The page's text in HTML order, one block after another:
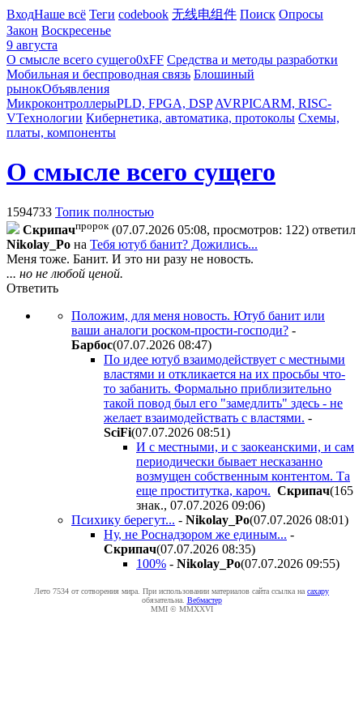
ВходНаше всё Теги codebook 无线电组件 Поиск Опросы
Закон Воскресенье
9 августа
О смысле всего сущего0xFF Средства и методы разработки
Мобильная и беспроводная связь Блошиный
рынокОбъявления
МикроконтроллерыPLD, FPGA, DSP AVRPICARM, RISC-
VТехнологии Кибернетика, автоматика, протоколы Схемы,
платы, компоненты
О смысле всего сущего
1594733 Топик полностью
Cкpипaчпророк (07.07.2026 05:08, просмотров: 122) ответил
Nikolay_Po на Тебя ютуб банит? Дожились...
Меня тоже. Банит. И это ни разу не новость.
... но не любой ценой.
Ответить
Положим, для меня новость. Ютуб банит или
ваши аналоги роском-прости-господи? -
Бapбoc(07.07.2026 08:47)
По идее ютуб взаимодействует с местными
властями и откликается на их просьбы что-
то забанить. Формально приблизительно
такой повод был его "замедлить" здесь - не
желает взаимодействать с властями. -
SciFi(07.07.2026 08:51)
И с местными, и с заокеанскими, и сам
периодически бывает несказанно
возмущен собственным контентом. Та
еще проститутка, кароч. Cкpипaч(165
знак., 07.07.2026 09:06)
Психику берегут... - Nikolay_Po(07.07.2026 08:01)
Ну, не Роснадзором же единым... -
Cкpипaч(07.07.2026 08:35)
100% - Nikolay_Po(07.07.2026 09:55)
Лето 7534 от сотворения мира. При использовании материалов сайта ссылка на caxapу
обязательна. Вебмастер
MMI © MMXXVI